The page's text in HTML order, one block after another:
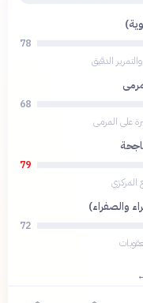
78
الدقيق
68
على المرمى
79
المركزي
والصفراء)
72